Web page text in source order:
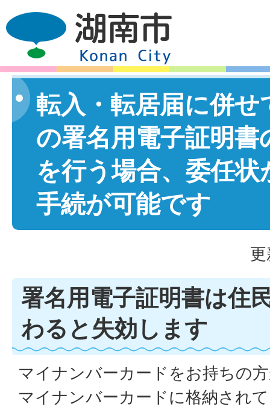
転入・転居届に併せ
の署名用電子証明書
を行う場合、委任
手続が可能です
署名用電子証明書は住
わると失効します
マイナンバーカードをお持ちの
マイナンバーカードに格納され